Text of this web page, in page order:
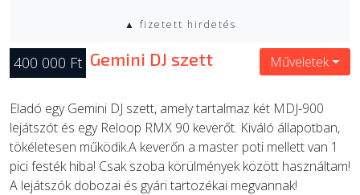
▲ fizetett hirdetés
400 000 Ft Gemini DJ szett Műveletek
Eladó egy Gemini DJ szett, amely tartalmaz két MDJ-900
lejátszót és egy Reloop RMX 90 keverőt. Kiváló állapotban,
tökéletesen működik.A keverőn a master poti mellett van 1
pici festék hiba! Csak szoba körülmények között használtam!
A lejátszók dobozai és gyári tartozékai megvannak!